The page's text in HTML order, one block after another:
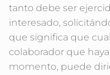
tanto debe ser
interesado,
que significa que
colaborador que
momento, puede